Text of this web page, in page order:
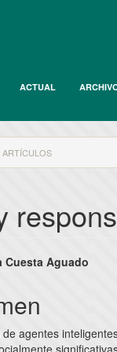
ACTUAL
ARTÍCULOS
Cuesta Aguado
agentes